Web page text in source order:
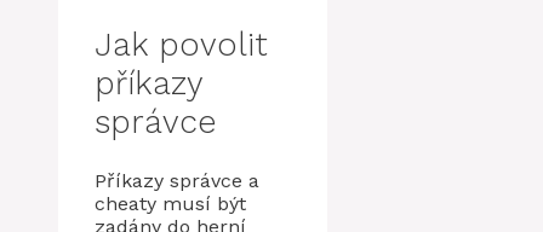
Jak povolit
příkazy
správce
Příkazy správce a
cheaty musí být
zadány do herní